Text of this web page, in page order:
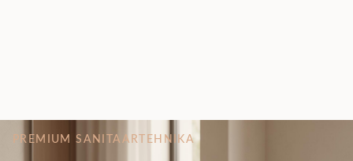
PREMIUM SANITAARTEHNIKA